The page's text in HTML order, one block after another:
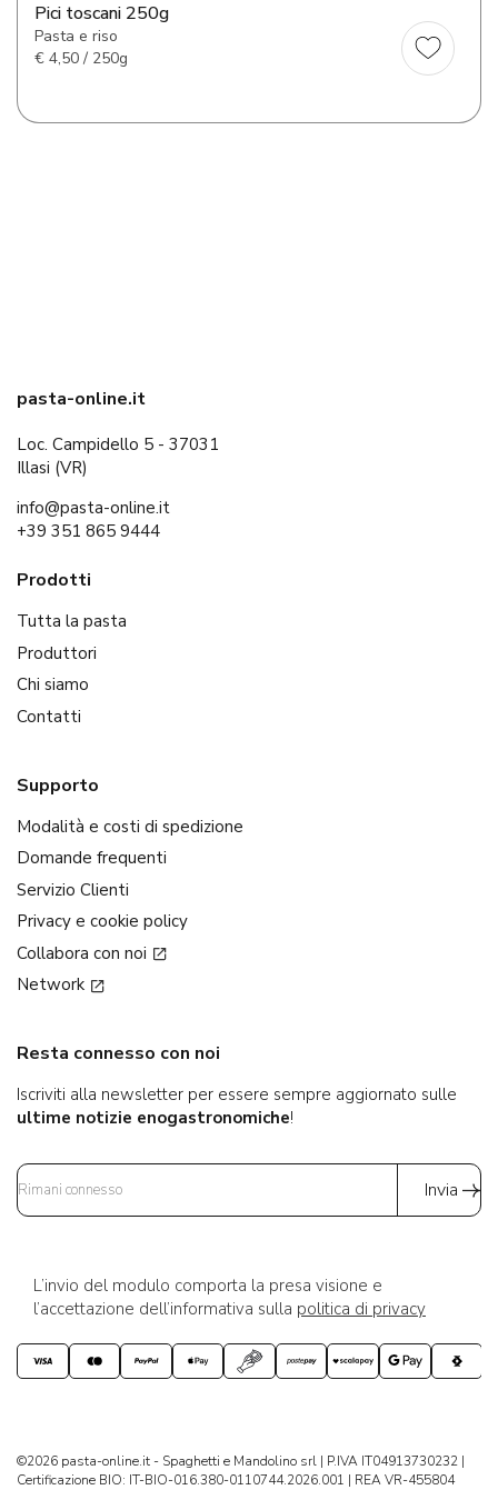
Pici toscani 250g
Pasta e riso
€ 4,50 / 250g
pasta-online.it
Loc. Campidello 5 - 37031
Illasi (VR)
info@pasta-online.it
+39 351 865 9444
Prodotti
Tutta la pasta
Produttori
Chi siamo
Contatti
Supporto
Modalità e costi di spedizione
Domande frequenti
Servizio Clienti
Privacy e cookie policy
Collabora con noi
Network
Resta connesso con noi
Iscriviti alla newsletter per essere sempre aggiornato sulle
ultime notizie enogastronomiche!
Invia
L’invio del modulo comporta la presa visione e
l’accettazione dell’informativa sulla politica di privacy
©2026 pasta-online.it - Spaghetti e Mandolino srl | P.IVA IT04913730232 |
Certificazione BIO: IT-BIO-016.380-0110744.2026.001 | REA VR-455804